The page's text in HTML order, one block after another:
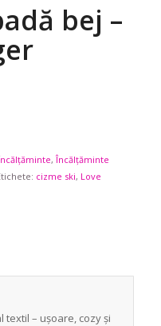
bej –
,Încălțăminte
cizme ski, Love
textil – ușoare, cozy și